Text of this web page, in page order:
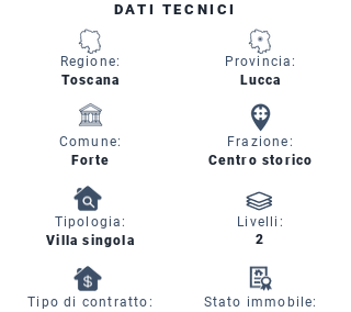
DATI TECNICI
Regione:
Toscana
Lucca
Provincia:
Comune:
Forte
Frazione:
Centro storico
Tipologia:
Villa singola
Tipo di contratto:
Livelli:
2
Stato immobile: